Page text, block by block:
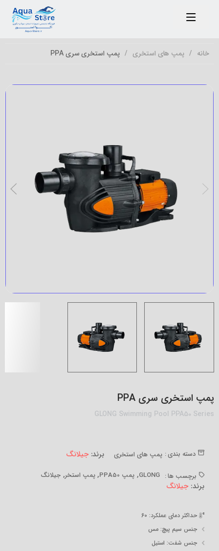
خانه پمپ های استخری پمپ استخری سری PPA
پمپ استخری سری PPA
GLONG Swimming Pool PPA50 Series
دسته بندی : پمپ های استخری برند:جیلانگ
برچسب ها : GLONG
,پمپ PPA50 ,پمپ استخر, جیلانگ
برند: جیلانگ
حداکثر دمای عملکرد: 60
جنس سیم پیچ: مس
جنس شفت: استیل